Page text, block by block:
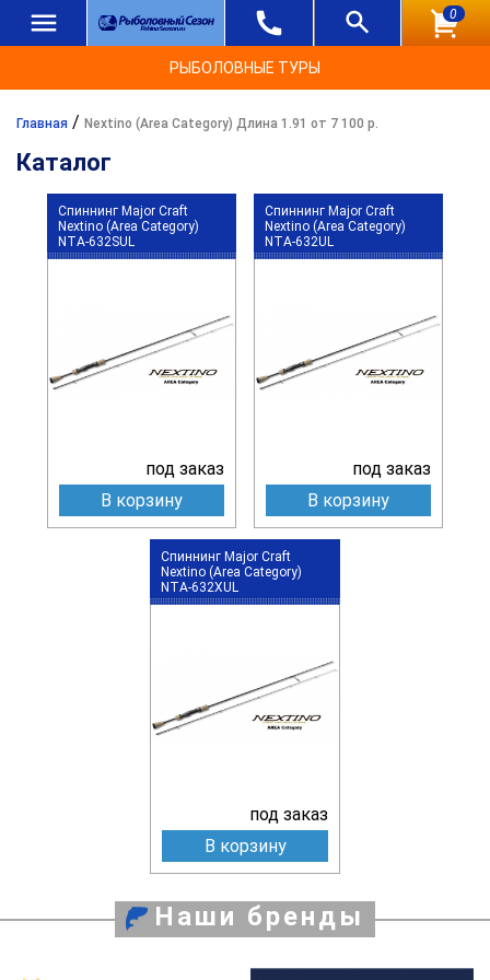
0
РЫБОЛОВНЫЕ ТУРЫ
Главная / Nextino (Area Category) Длина 1.91 от 7 100 р.
Каталог
Спиннинг Major Craft
Nextino (Area Category)
NTA-632SUL
под заказ
В корзину
Спиннинг Major Craft
Nextino (Area Category)
NTA-632UL
под заказ
В корзину
Спиннинг Major Craft
Nextino (Area Category)
NTA-632XUL
под заказ
В корзину
Наши бренды